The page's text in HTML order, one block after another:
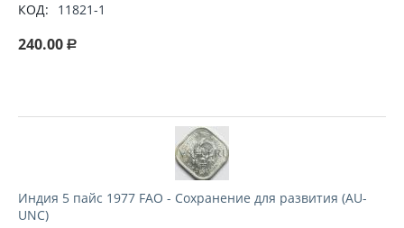
КОД:
11821-1
240.00 Р
Индия 5 пайс 1977 FAO - Сохранение для развития (AU-
UNC)